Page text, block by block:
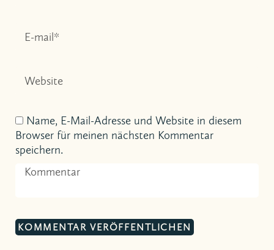
Name, E-Mail-Adresse und Website in diesem
Browser für meinen nächsten Kommentar
speichern.